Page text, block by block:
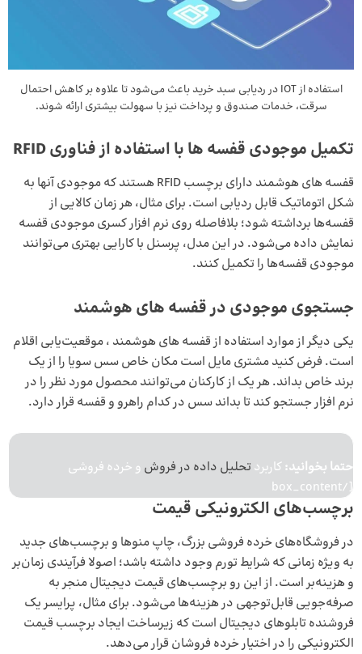
استفاده از IOT در ردیابی سبد خرید باعث می‌شود تا علاوه بر کاهش احتمال
سرقت، خدمات صندوق و پرداخت نیز با سهولت بیشتری ارائه شوند.
تکمیل موجودی قفسه ‌ها با استفاده از فناوری RFID
قفسه های هوشمند دارای برچسب RFID هستند که موجودی آنها به
شکل اتوماتیک قابل ردیابی است. برای مثال، هر زمان کالایی از
قفسه‌ها برداشته ‌شود؛ بلافاصله روی نرم افزار کسری موجودی قفسه
نمایش داده می‌شود. در این مدل، پرسنل با کارایی بهتری می‌توانند
موجودی قفسه‌ها را تکمیل کنند.
جستجوی موجودی در قفسه‌ های هوشمند
یکی دیگر از موارد استفاده از قفسه های هوشمند ، موقعیت‌یابی اقلام
است. فرض کنید مشتری مایل است مکان خاص سس سویا را از یک
برند خاص بداند. هر یک از کارکنان می‌توانند محصول مورد نظر را در
نرم افزار جستجو کند تا بداند سس در کدام راهرو و قفسه قرار دارد.
حتما بخوانید: کاربرد تحلیل داده در فروش و خرده فروشی
[/box_content
برچسب‌های الکترونیکی قیمت
در فروشگاه‌های خرده فروشی بزرگ، چاپ منوها و برچسب‌های جدید
به ویژه زمانی که شرایط تورم وجود داشته باشد؛ اصولا فرآیندی زمان‌بر
و هزینه‌بر است. از این رو برچسب‌های قیمت دیجیتال منجر به
صرفه‌جویی قابل‌توجهی در هزینه‌ها می‌شود. برای مثال، پرایسر یک
فروشنده تابلوهای دیجیتال است که زیرساخت ایجاد برچسب قیمت
الکترونیکی را در اختیار خرده فروشان قرار می‌دهد.